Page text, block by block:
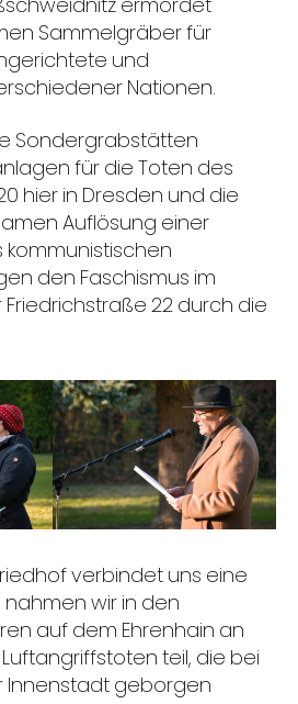
ermordet
Sammelgräber für
und
Nationen.
Sondergrabstätten
für die Toten des
hier in Dresden und die
Auflösung einer
den Faschismus im
22 durch die
verbindet uns eine
nahmen wir in den
auf dem Ehrenhain an
teil, die bei
Innenstadt geborgen